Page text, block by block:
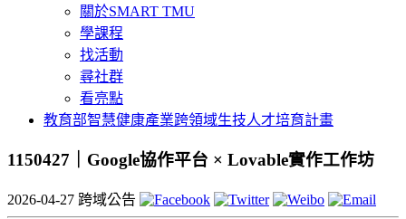
關於SMART TMU
學課程
找活動
尋社群
看亮點
教育部智慧健康產業跨領域生技人才培育計畫
1150427｜Google協作平台 × Lovable實作工作坊
2026-04-27 跨域公告